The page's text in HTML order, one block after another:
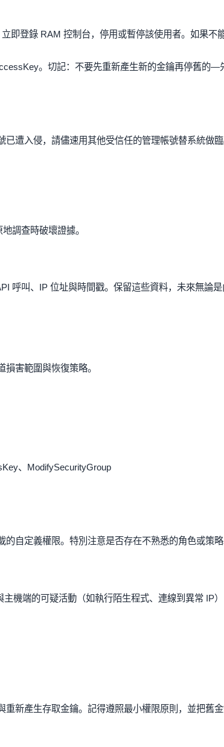
即登錄 RAM 控制台，停用或暫停該使用者。如果不
。切記：不要先重新產生新的金鑰再停舊的—
遭入侵，請儘速用其他受信任的管理帳號替系統做
調查時破壞證據。
呼叫、IP 位址與時間戳。保留這些資料，未來無論是
害範圍與恢復策略。
、ModifySecurityGroup
自定義權限。特別注意是否存在不熟悉的角色或策
機端的可疑活動（如執行陌生程式、連線到異常 IP
新產生存取金鑰。記得遵照最小權限原則，並把舊